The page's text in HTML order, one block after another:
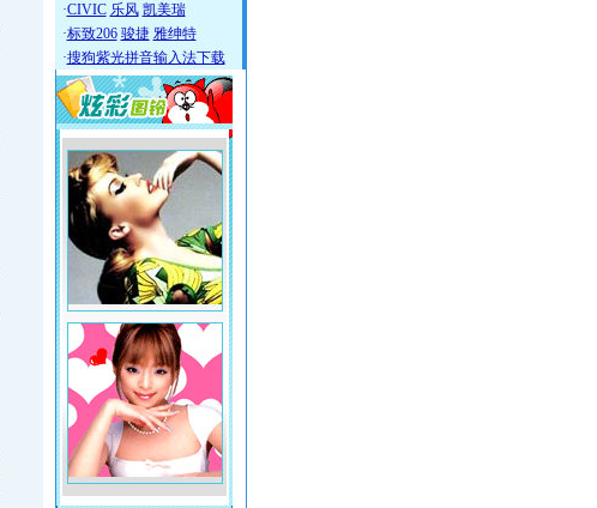
·CIVIC 乐风 凯美瑞
·标致206 骏捷 雅绅特
·搜狗紫光拼音输入法下载